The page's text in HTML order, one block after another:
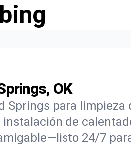
OK
Springs para limpieza
de
24/7